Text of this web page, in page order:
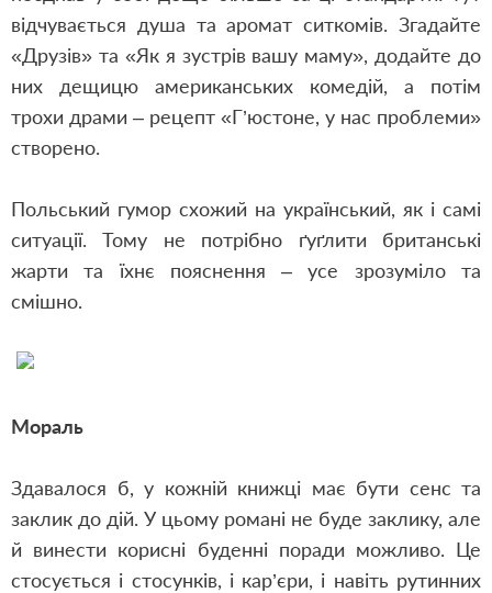
відчувається душа та аромат ситкомів. Згадайте
«Друзів» та «Як я зустрів вашу маму», додайте до
них дещицю американських комедій, а потім
трохи драми – рецепт «Г’юстоне, у нас проблеми»
створено.
Польський гумор схожий на український, як і самі
ситуації. Тому не потрібно ґуґлити британські
жарти та їхнє пояснення – усе зрозуміло та
смішно.
Мораль
Здавалося б, у кожній книжці має бути сенс та
заклик до дій. У цьому романі не буде заклику, але
й винести корисні буденні поради можливо. Це
стосується і стосунків, і кар’єри, і навіть рутинних